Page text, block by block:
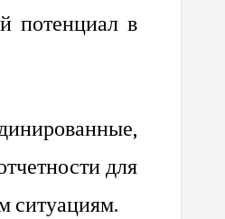
потенциал в
для
ситуациям.